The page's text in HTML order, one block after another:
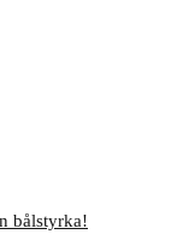
bålstyrka!